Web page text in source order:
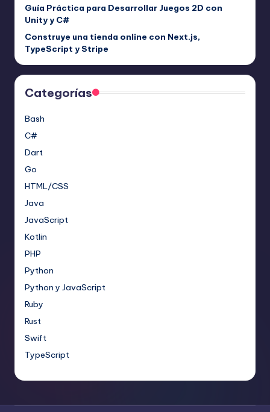
Guía Práctica para Desarrollar Juegos 2D con
Unity y C#
Construye una tienda online con Next.js,
TypeScript y Stripe
Categorías
Bash
C#
Dart
Go
HTML/CSS
Java
JavaScript
Kotlin
PHP
Python
Python y JavaScript
Ruby
Rust
Swift
TypeScript